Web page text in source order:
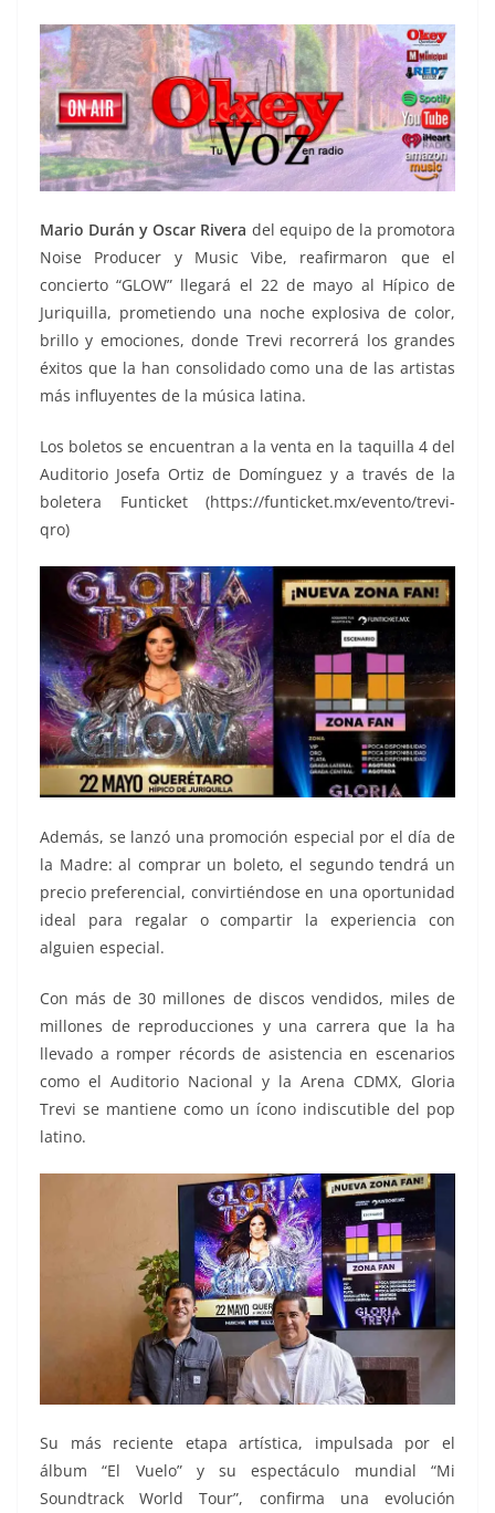
Mario Durán y Oscar Rivera del equipo de la promotora
Noise Producer y Music Vibe, reafirmaron que el
concierto “GLOW” llegará el 22 de mayo al Hípico de
Juriquilla, prometiendo una noche explosiva de color,
brillo y emociones, donde Trevi recorrerá los grandes
éxitos que la han consolidado como una de las artistas
más influyentes de la música latina.
Los boletos se encuentran a la venta en la taquilla 4 del
Auditorio Josefa Ortiz de Domínguez y a través de la
boletera Funticket (https://funticket.mx/evento/trevi-
qro)
Además, se lanzó una promoción especial por el día de
la Madre: al comprar un boleto, el segundo tendrá un
precio preferencial, convirtiéndose en una oportunidad
ideal para regalar o compartir la experiencia con
alguien especial.
Con más de 30 millones de discos vendidos, miles de
millones de reproducciones y una carrera que la ha
llevado a romper récords de asistencia en escenarios
como el Auditorio Nacional y la Arena CDMX, Gloria
Trevi se mantiene como un ícono indiscutible del pop
latino.
Su más reciente etapa artística, impulsada por el
álbum “El Vuelo” y su espectáculo mundial “Mi
Soundtrack World Tour”, confirma una evolución